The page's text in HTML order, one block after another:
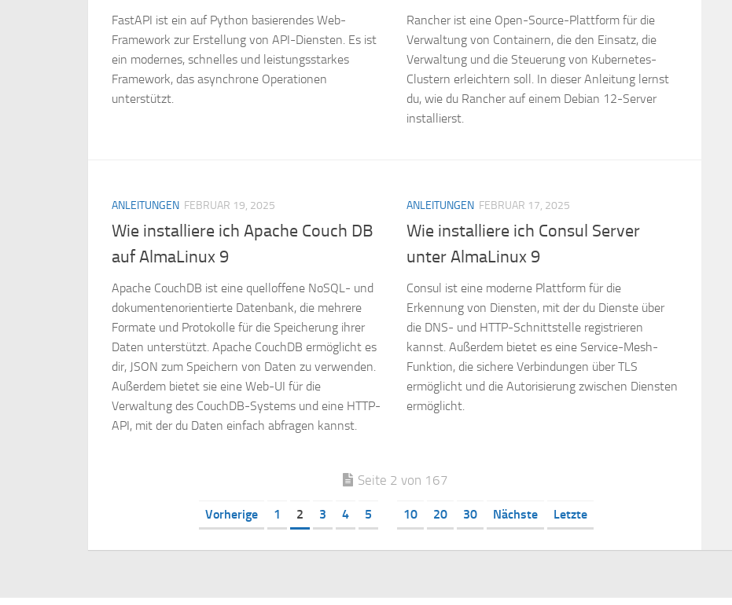
FastAPI ist ein auf Python basierendes Web-
Framework zur Erstellung von API-Diensten. Es ist
ein modernes, schnelles und leistungsstarkes
Framework, das asynchrone Operationen
unterstützt.
Rancher ist eine Open-Source-Plattform für die
Verwaltung von Containern, die den Einsatz, die
Verwaltung und die Steuerung von Kubernetes-
Clustern erleichtern soll. In dieser Anleitung lernst
du, wie du Rancher auf einem Debian 12-Server
installierst.
ANLEITUNGEN FEBRUAR 19, 2025
Wie installiere ich Apache Couch DB
auf AlmaLinux 9
Apache CouchDB ist eine quelloffene NoSQL- und
dokumentenorientierte Datenbank, die mehrere
Formate und Protokolle für die Speicherung ihrer
Daten unterstützt. Apache CouchDB ermöglicht es
dir, JSON zum Speichern von Daten zu verwenden.
Außerdem bietet sie eine Web-UI für die
Verwaltung des CouchDB-Systems und eine HTTP-
API, mit der du Daten einfach abfragen kannst.
ANLEITUNGEN FEBRUAR 17, 2025
Wie installiere ich Consul Server
unter AlmaLinux 9
Consul ist eine moderne Plattform für die
Erkennung von Diensten, mit der du Dienste über
die DNS- und HTTP-Schnittstelle registrieren
kannst. Außerdem bietet es eine Service-Mesh-
Funktion, die sichere Verbindungen über TLS
ermöglicht und die Autorisierung zwischen Diensten
ermöglicht.
Seite 2 von 167
Vorherige 1 2 3 4 5 10 20 30 Nächste Letzte